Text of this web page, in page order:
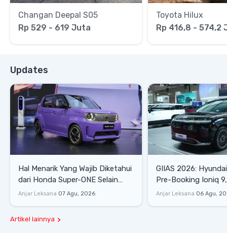
Changan Deepal S05
Rp 529 - 619 Juta
Toyota Hilux
Rp 416,8 - 574,2
Updates
Hal Menarik Yang Wajib Diketahui
dari Honda Super-ONE Selain
Harga
Anjar Leksana 07 Agu, 2026
GIIAS 2026:
Pre-Booking Ioniq
Rp1,49 Miliar
Anjar Leksana 06 Agu,
Artikel lainnya